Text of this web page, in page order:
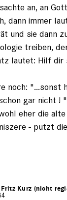
an, an
dann immer
und sie dann
treiben,
lautet: Hilf
noch: "...sonst
gar nicht !
eher die alte
- putzt
Fritz Kurz (nicht